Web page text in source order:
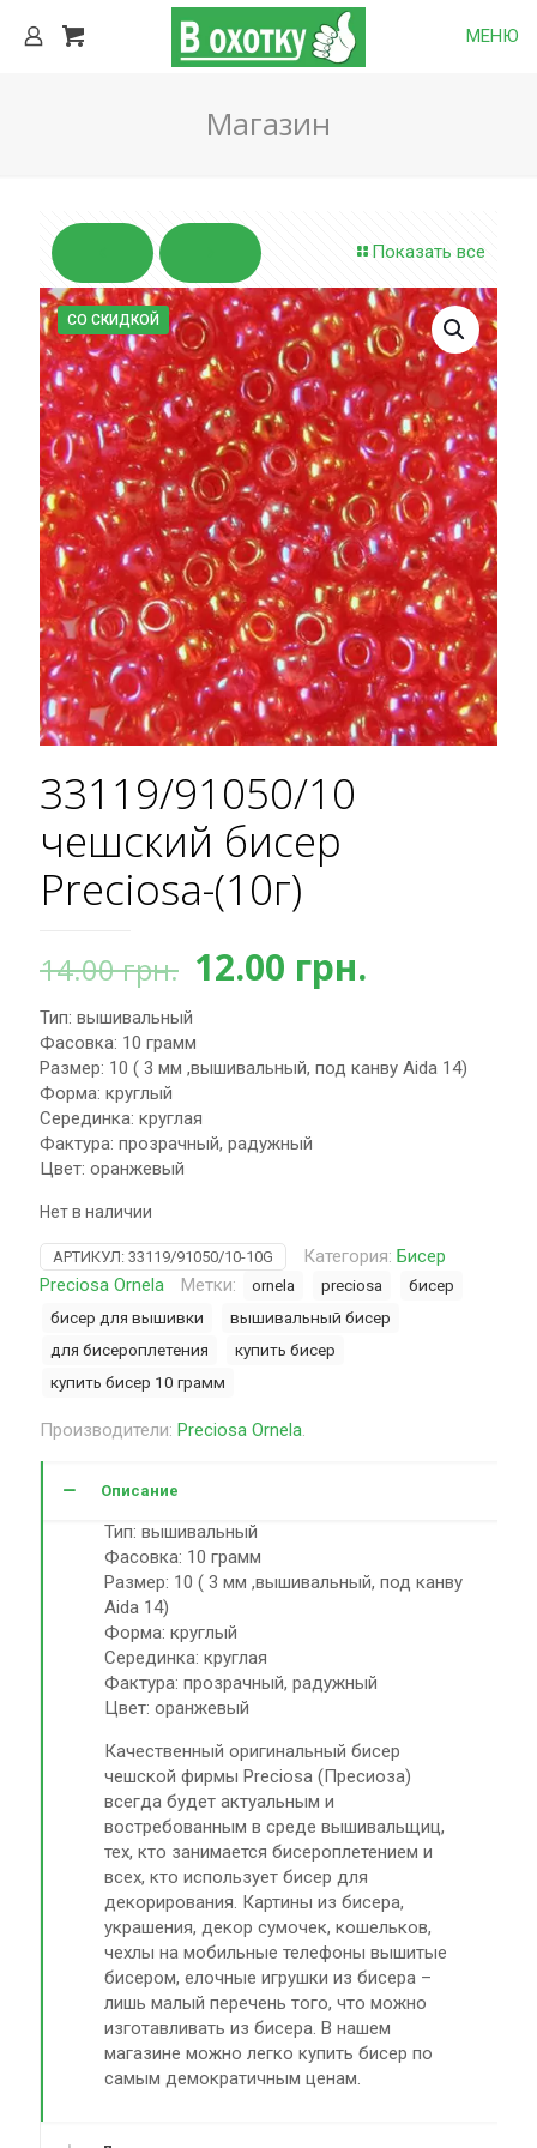
МЕНЮ
Магазин
Показать все
СО СКИДКОЙ
33119/91050/10
чешский бисер
Preciosa-(10г)
14.00грн. Первоначальная
составляла
14.00 грн..
12.00 грн.
Тип: вышивальный
Фасовка: 10 грамм
Размер: 10 ( 3 мм ,вышивальный, под канву Aida 14)
Форма: круглый
Серединка: круглая
Фактура: прозрачный, радужный
Цвет: оранжевый
Нет в наличии
АРТИКУЛ: 33119/91050/10-10G Категория: Бисер
Preciosa Ornela
Метки: ornela preciosa
бисер
бисер для вышивки
вышивальный бисер
для бисероплетения
купить бисер
купить бисер 10 грамм
Производители: Preciosa Ornela.
Описание
Тип: вышивальный
Фасовка: 10 грамм
Размер: 10 ( 3 мм ,вышивальный, под канву
Aida 14)
Форма: круглый
Серединка: круглая
Фактура: прозрачный, радужный
Цвет: оранжевый
Качественный оригинальный бисер
чешской фирмы Preciosa (Пресиоза)
всегда будет актуальным и
востребованным в среде вышивальщиц,
тех, кто занимается бисероплетением и
всех, кто использует бисер для
декорирования. Картины из бисера,
украшения, декор сумочек, кошельков,
чехлы на мобильные телефоны вышитые
бисером, елочные игрушки из бисера –
лишь малый перечень того, что можно
изготавливать из бисера. В нашем
магазине можно легко купить бисер по
самым демократичным ценам.